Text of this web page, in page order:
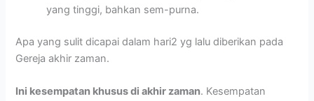
yang tinggi, bahkan sem-purna.
Apa yang sulit dicapai dalam hari2 yg lalu diberikan pada
Gereja akhir zaman.
Ini kesempatan khusus di akhir zaman. Kesempatan